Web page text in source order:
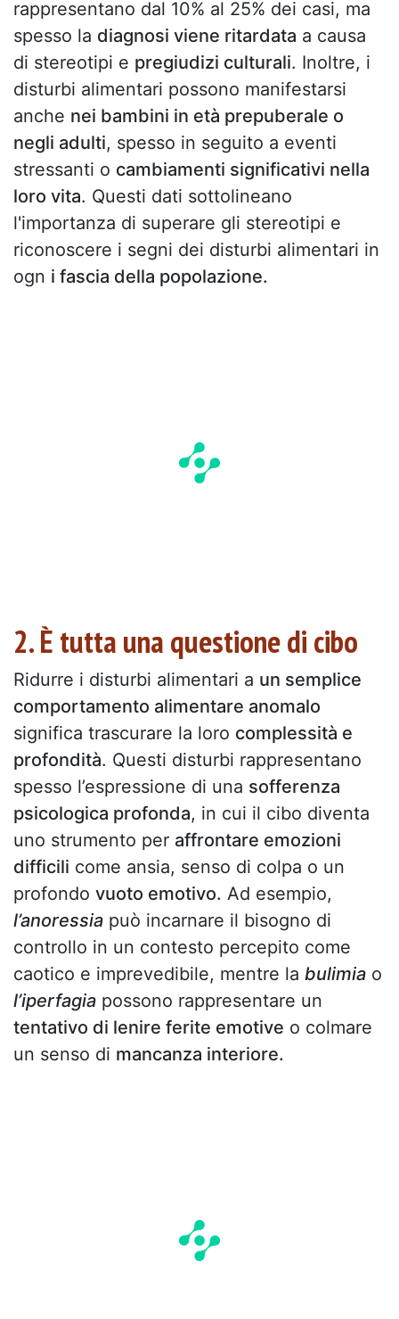
rappresentano dal 10% al 25% dei casi, ma
spesso la diagnosi viene ritardata a causa
di stereotipi e pregiudizi culturali. Inoltre, i
disturbi alimentari possono manifestarsi
anche nei bambini in età prepuberale o
negli adulti, spesso in seguito a eventi
stressanti o cambiamenti significativi nella
loro vita. Questi dati sottolineano
l'importanza di superare gli stereotipi e
riconoscere i segni dei disturbi alimentari in
ogn i fascia della popolazione.
2. È tutta una questione di cibo
Ridurre i disturbi alimentari a un semplice
comportamento alimentare anomalo
significa trascurare la loro complessità e
profondità. Questi disturbi rappresentano
spesso l’espressione di una sofferenza
psicologica profonda, in cui il cibo diventa
uno strumento per affrontare emozioni
difficili come ansia, senso di colpa o un
profondo vuoto emotivo. Ad esempio,
l’anoressia può incarnare il bisogno di
controllo in un contesto percepito come
caotico e imprevedibile, mentre la bulimia o
l’iperfagia possono rappresentare un
tentativo di lenire ferite emotive o colmare
un senso di mancanza interiore.